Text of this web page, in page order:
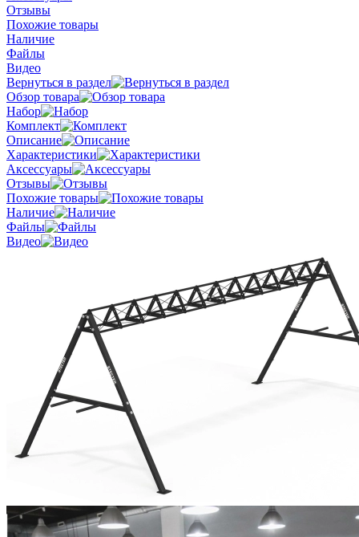
Отзывы
Похожие товары
Наличие
Файлы
Видео
Вернуться в раздел
Обзор товара
Набор
Комплект
Описание
Характеристики
Аксессуары
Отзывы
Похожие товары
Наличие
Файлы
Видео